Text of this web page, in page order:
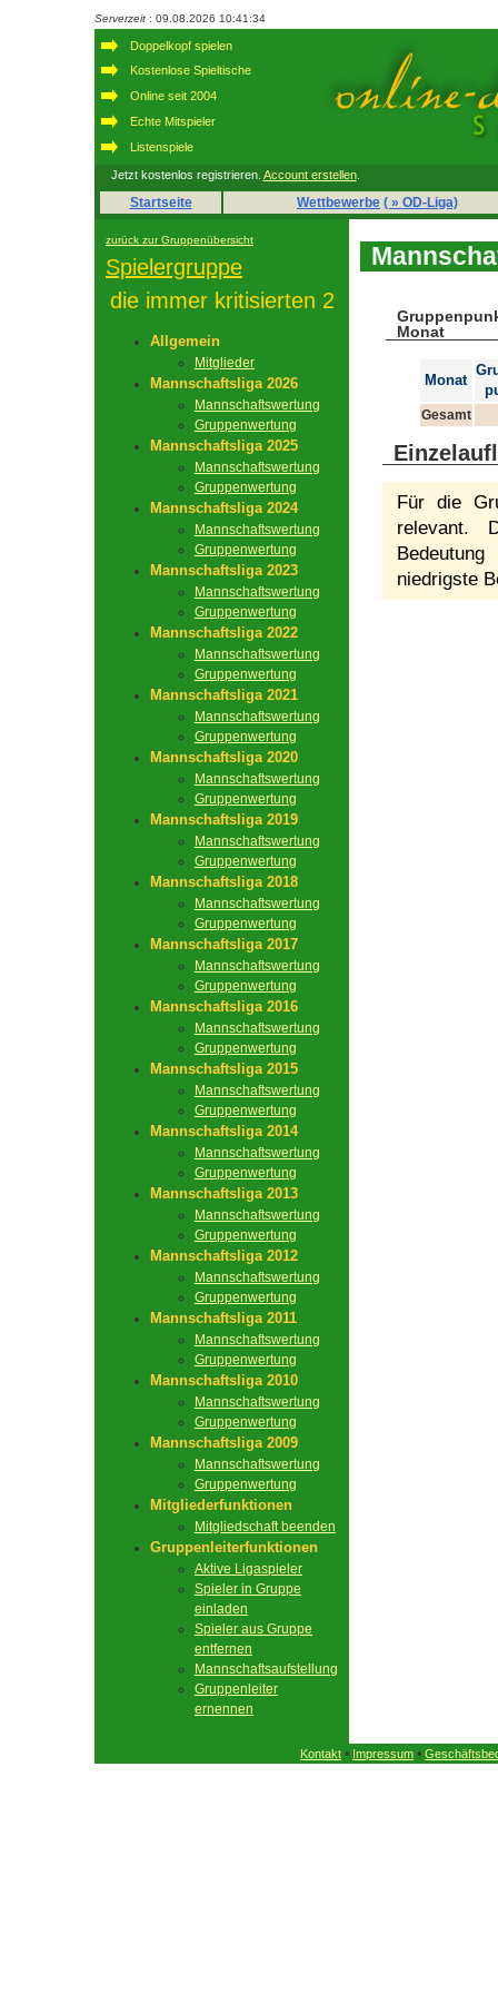
Serverzeit : 09.08.2026 10:41:34
Doppelkopf spielen
Kostenlose Spieltische
Online seit 2004
Echte Mitspieler
Listenspiele
Jetzt kostenlos registrieren. Account erstellen.
Startseite Wettbewerbe ( » OD-Liga)
zurück zur Gruppenübersicht
Spielergruppe
die immer kritisierten 2
Allgemein
Mitglieder
Mannschaftsliga 2026
Mannschaftswertung
Gruppenwertung
Mannschaftsliga 2025
Mannschaftswertung
Gruppenwertung
Mannschaftsliga 2024
Mannschaftswertung
Gruppenwertung
Mannschaftsliga 2023
Mannschaftswertung
Gruppenwertung
Mannschaftsliga 2022
Mannschaftswertung
Gruppenwertung
Mannschaftsliga 2021
Mannschaftswertung
Gruppenwertung
Mannschaftsliga 2020
Mannschaftswertung
Gruppenwertung
Mannschaftsliga 2019
Mannschaftswertung
Gruppenwertung
Mannschaftsliga 2018
Mannschaftswertung
Gruppenwertung
Mannschaftsliga 2017
Mannschaftswertung
Gruppenwertung
Mannschaftsliga 2016
Mannschaftswertung
Gruppenwertung
Mannschaftsliga 2015
Mannschaftswertung
Gruppenwertung
Mannschaftsliga 2014
Mannschaftswertung
Gruppenwertung
Mannschaftsliga 2013
Mannschaftswertung
Gruppenwertung
Mannschaftsliga 2012
Mannschaftswertung
Gruppenwertung
Mannschaftsliga 2011
Mannschaftswertung
Gruppenwertung
Mannschaftsliga 2010
Mannschaftswertung
Gruppenwertung
Mannschaftsliga 2009
Mannschaftswertung
Gruppenwertung
Mitgliederfunktionen
Mitgliedschaft beenden
Gruppenleiterfunktionen
Aktive Ligaspieler
Spieler in Gruppe
einladen
Spieler aus Gruppe
entfernen
Mannschaftsaufstellung
Gruppenleiter
ernennen
Monat
Monat
Gesamt
Für die
relevant.
niedrigste
Kontakt • Impressum •